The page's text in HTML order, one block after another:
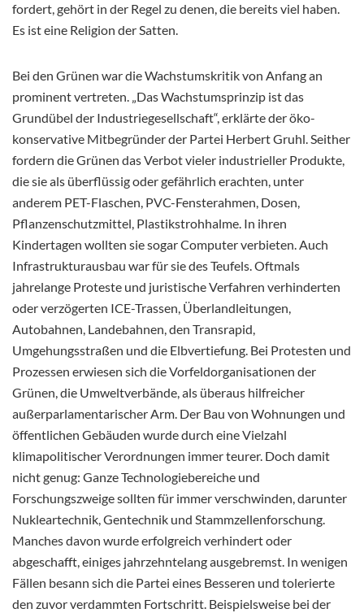
fordert, gehört in der Regel zu denen, die bereits viel haben.
Es ist eine Religion der Satten.
Bei den Grünen war die Wachstumskritik von Anfang an
prominent vertreten. „Das Wachstumsprinzip ist das
Grundübel der Industriegesellschaft“, erklärte der öko-
konservative Mitbegründer der Partei Herbert Gruhl. Seither
fordern die Grünen das Verbot vieler industrieller Produkte,
die sie als überflüssig oder gefährlich erachten, unter
anderem PET-Flaschen, PVC-Fensterahmen, Dosen,
Pflanzenschutzmittel, Plastikstrohhalme. In ihren
Kindertagen wollten sie sogar Computer verbieten. Auch
Infrastrukturausbau war für sie des Teufels. Oftmals
jahrelange Proteste und juristische Verfahren verhinderten
oder verzögerten ICE-Trassen, Überlandleitungen,
Autobahnen, Landebahnen, den Transrapid,
Umgehungsstraßen und die Elbvertiefung. Bei Protesten und
Prozessen erwiesen sich die Vorfeldorganisationen der
Grünen, die Umweltverbände, als überaus hilfreicher
außerparlamentarischer Arm. Der Bau von Wohnungen und
öffentlichen Gebäuden wurde durch eine Vielzahl
klimapolitischer Verordnungen immer teurer. Doch damit
nicht genug: Ganze Technologiebereiche und
Forschungszweige sollten für immer verschwinden, darunter
Nukleartechnik, Gentechnik und Stammzellenforschung.
Manches davon wurde erfolgreich verhindert oder
abgeschafft, einiges jahrzehntelang ausgebremst. In wenigen
Fällen besann sich die Partei eines Besseren und tolerierte
den zuvor verdammten Fortschritt. Beispielsweise bei der